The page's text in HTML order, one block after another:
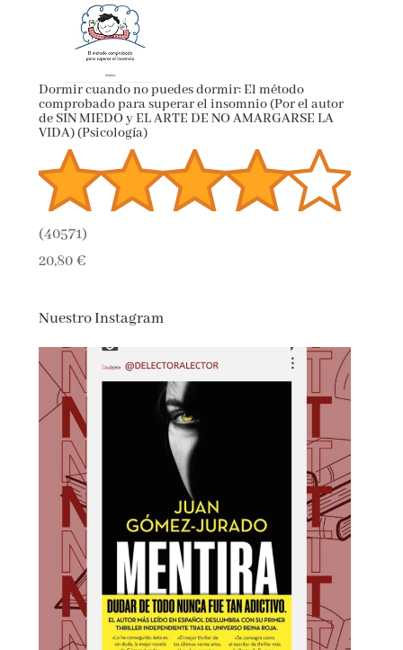
Dormir cuando no puedes dormir: El método
comprobado para superar el insomnio (Por el autor
de SIN MIEDO y EL ARTE DE NO AMARGARSE LA
VIDA) (Psicología)
(40571)
20,80 €
Nuestro Instagram